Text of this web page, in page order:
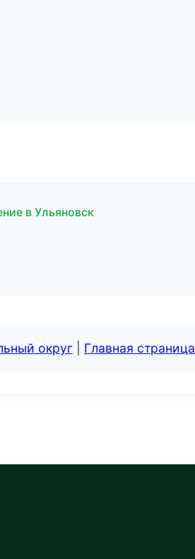
в Ульяновск
округ Главная страница